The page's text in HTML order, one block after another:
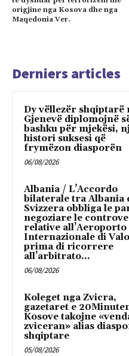
origjine nga Kosova dhe nga
Maqedonia Ver.
Derniers articles
Dy vëllezër shqiptarë
Gjenevë diplomojnë
bashku për mjekësi,
histori suksesi që
frymëzon diasporën
06/08/2026
Albania / L’Accordo
bilaterale tra Albania
Svizzera obbliga le
negoziare le
relative all’Aeroporto
Internazionale di
prima di ricorrere
all’arbitrato...
06/08/2026
Koleget nga Zvicra,
gazetaret e
Kosove takojne
zviceran» alias
shqiptare
05/08/2026